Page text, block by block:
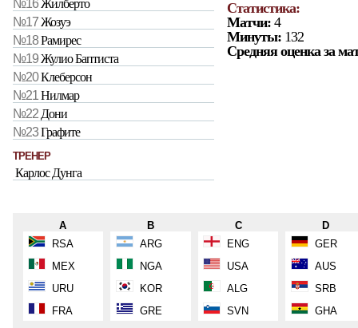
№16Жилберто
№17Жозуэ
№18Рамирес
№19Жулио Баптиста
№20Клеберсон
№21Нилмар
№22 Дони
№23Графите
ТРЕНЕР
Карлос Дунга
Статистика:
Матчи: 4
Минуты: 132
Средняя оценка за
A
RSA
MEX
URU
FRA
B
ARG
NGA
KOR
GRE
C
ENG
USA
ALG
SVN
D
GER
AUS
SRB
GHA